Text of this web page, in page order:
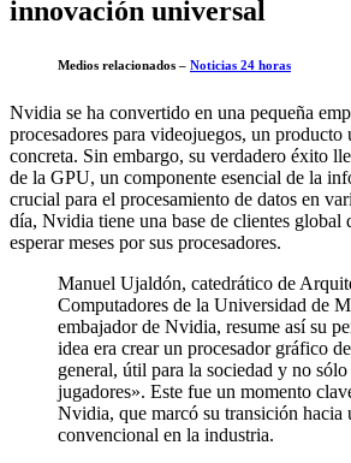
innovación universal
Medios relacionados – Noticias 24 horas
Nvidia se ha convertido en una pequeña
procesadores para videojuegos, un producto
concreta. Sin embargo, su verdadero éxito
de la GPU, un componente esencial de la
crucial para el procesamiento de datos en
día, Nvidia tiene una base de clientes global
esperar meses por sus procesadores.
Manuel Ujaldón, catedrático de
Computadores de la Universidad de
embajador de Nvidia, resume así su
idea era crear un procesador gráfico
general, útil para la sociedad y no sólo
jugadores». Este fue un momento
Nvidia, que marcó su transición hacia
convencional en la industria.